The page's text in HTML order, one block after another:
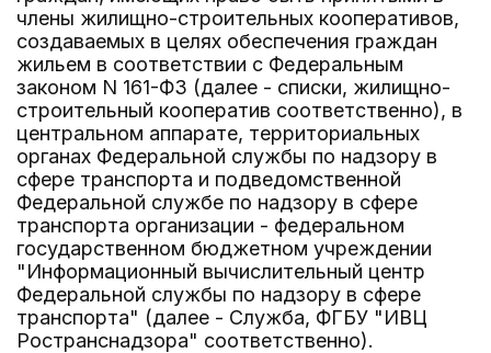
члены жилищно-строительных кооперативов,
создаваемых в целях обеспечения граждан
жильем в соответствии с Федеральным
законом N 161-ФЗ (далее - списки, жилищно-
строительный кооператив соответственно), в
центральном аппарате, территориальных
органах Федеральной службы по надзору в
сфере транспорта и подведомственной
Федеральной службе по надзору в сфере
транспорта организации - федеральном
государственном бюджетном учреждении
"Информационный вычислительный центр
Федеральной службы по надзору в сфере
транспорта" (далее - Служба, ФГБУ "ИВЦ
Ространснадзора" соответственно).